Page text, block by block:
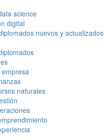
science
digital
nuevos y actualizados
empresa
naturales